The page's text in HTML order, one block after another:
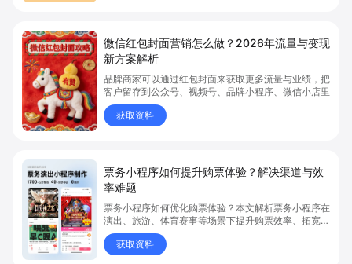
微信红包封面营销怎么做？2026年流量与变现
新方案解析
品牌商家可以通过红包封面来获取更多流量与业绩，把
客户留存到公众号、视频号、品牌小程序、微信小店里
获取资料
票务小程序如何提升购票体验？解决渠道与效
率难题
票务小程序如何优化购票体验？本文解析票务小程序在
演出、旅游、体育赛事等场景下提升购票效率、拓宽销
售渠道、实现会员精准营销的具体方式。关键词包括
“票务小程序”、“购票体验”、“购票效率”。
获取资料